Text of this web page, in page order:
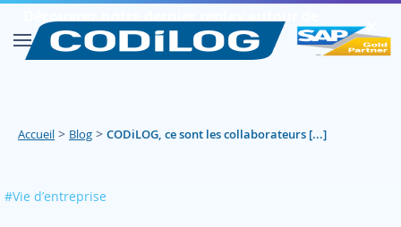
SAP FIORI Découvrir ✕︎
Accueil > Blog > CODiLOG, ce sont les collaborateurs [...]
#Vie d’entreprise